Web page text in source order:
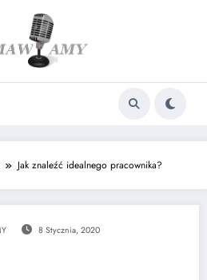
Jak znaleźć idealnego pracownika?
8 Stycznia, 2020